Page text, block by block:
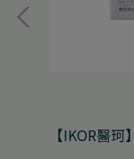
【IKOR醫